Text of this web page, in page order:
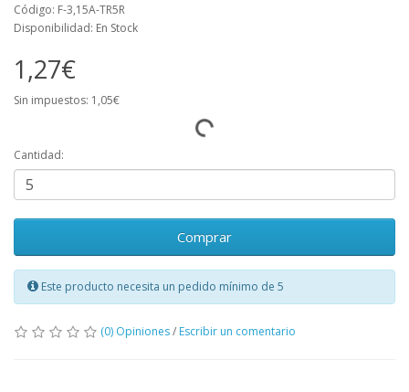
Código: F-3,15A-TR5R
Disponibilidad: En Stock
1,27€
Sin impuestos: 1,05€
Cantidad:
Comprar
Este producto necesita un pedido mínimo de 5
(0) Opiniones/ Escribir un comentario